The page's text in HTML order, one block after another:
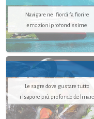
Navigare nei fiordi fa fiorire
emozioni profondissime
Le sagre dove gustare tutto
il sapore più profondo del mare